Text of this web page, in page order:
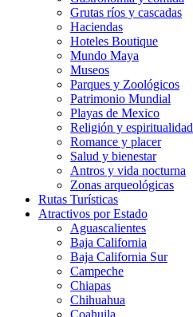
Grutas ríos y cascadas
Haciendas
Hoteles Boutique
Mundo Maya
Museos
Parques y Zoológicos
Patrimonio Mundial
Playas de Mexico
Religión y espiritualidad
Romance y placer
Salud y bienestar
Antros y vida nocturna
Zonas arqueológicas
Rutas Turísticas
Atractivos por Estado
Aguascalientes
Baja California
Baja California Sur
Campeche
Chiapas
Chihuahua
Coahuila